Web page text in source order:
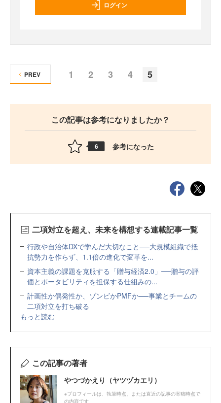
ログイン
1 2 3 4 5
PREV
この記事は参考になりましたか？
6 参考になった
二項対立を超え、未来を構想する連載記事一覧
行政や自治体DXで学んだ大切なこと──大規模組織で抵
抗勢力を作らず、1.1倍の進化で変革を...
資本主義の課題を克服する「贈与経済2.0」──贈与の評
価とポータビリティを担保する仕組みの...
計画性か偶発性か、ゾンビかPMFか──事業とチームの
二項対立を打ち破る
もっと読む
この記事の著者
やつづかえり（ヤツヅカエリ）
※プロフィールは、執筆時点、または直近の記事の寄稿時点で
の内容です